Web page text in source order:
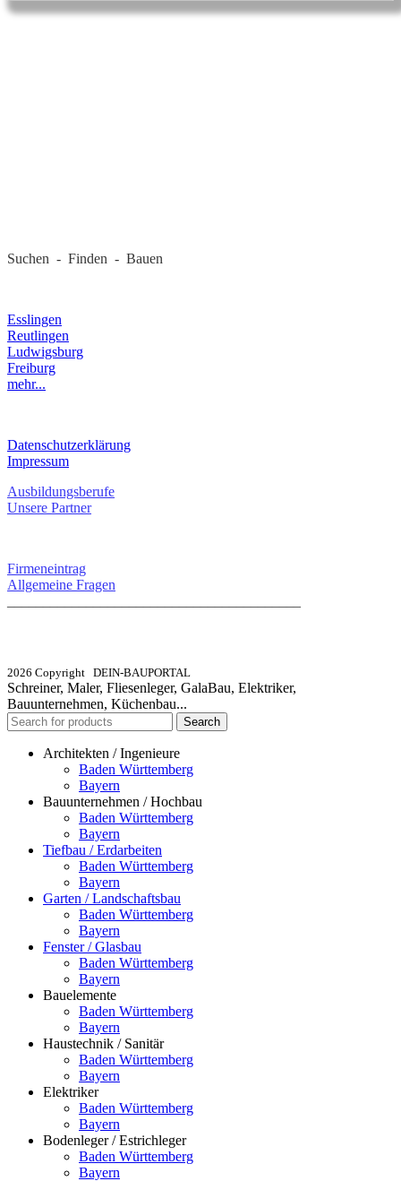
Suchen - Finden - Bauen
Esslingen
Reutlingen
Ludwigsburg
Freiburg
mehr...
Datenschutzerklärung
Impressum
Ausbildungsberufe
Unsere Partner
Firmeneintrag
Allgemeine Fragen
2026 Copyright DEIN-BAUPORTAL
Schreiner, Maler, Fliesenleger, GalaBau, Elektriker,
Bauunternehmen, Küchenbau...
Search
Architekten / Ingenieure
Baden Württemberg
Bayern
Bauunternehmen / Hochbau
Baden Württemberg
Bayern
Tiefbau / Erdarbeiten
Baden Württemberg
Bayern
Garten / Landschaftsbau
Baden Württemberg
Bayern
Fenster / Glasbau
Baden Württemberg
Bayern
Bauelemente
Baden Württemberg
Bayern
Haustechnik / Sanitär
Baden Württemberg
Bayern
Elektriker
Baden Württemberg
Bayern
Bodenleger / Estrichleger
Baden Württemberg
Bayern